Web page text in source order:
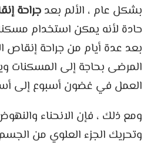
بشكل عام ، الألم بعد جراحة
حادة لأنه يمكن استخدام
بعد عدة أيام من جراحة إنقاص
المرضى بحاجة إلى المسكنات
العمل في غضون أسبوع إلى
ومع ذلك ، فإن الانحناء
وتحريك الجزء العلوي من